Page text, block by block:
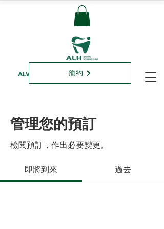
ALWAYS LOVING HEALTHCARE
预约
管理您的預訂
檢閱預訂，作出必要變更。
即將到來 過去